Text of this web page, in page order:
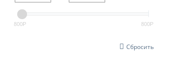
800Р 800Р
Сбросить